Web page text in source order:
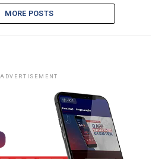
MORE POSTS
ADVERTISEMENT